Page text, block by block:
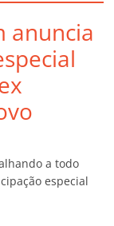
anuncia
a todo
especial